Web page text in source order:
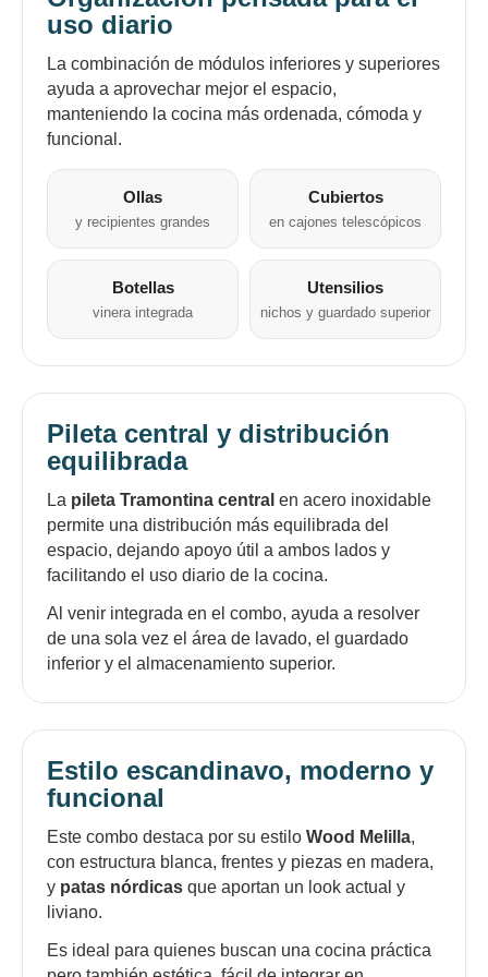
uso diario
La combinación de módulos inferiores y superiores
ayuda a aprovechar mejor el espacio,
manteniendo la cocina más ordenada, cómoda y
funcional.
Ollas
y recipientes grandes
Cubiertos
en cajones telescópicos
Botellas
vinera integrada
Utensilios
nichos y guardado superior
Pileta central y distribución
equilibrada
La pileta Tramontina central en acero inoxidable
permite una distribución más equilibrada del
espacio, dejando apoyo útil a ambos lados y
facilitando el uso diario de la cocina.
Al venir integrada en el combo, ayuda a resolver
de una sola vez el área de lavado, el guardado
inferior y el almacenamiento superior.
Estilo escandinavo, moderno y
funcional
Este combo destaca por su estilo Wood Melilla,
con estructura blanca, frentes y piezas en madera,
y patas nórdicas que aportan un look actual y
liviano.
Es ideal para quienes buscan una cocina práctica
Celular
Fecha de nacimiento
Día
¡Tenés hasta
para comprar en las cuotas que
Elegí tus productos preferidos
Elegí Pago Después como metodo de pago
* sujeto a aprobación crediticia. El monto disponible
el inconveniente, por cualquier duda
preguntas@pagodespues.com.uy
Por favor intenta nuevamente mas tarde.